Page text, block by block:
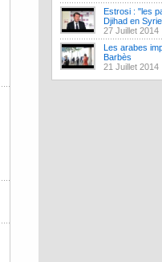
Estrosi : "les
Djihad en
27 Juillet 2014
Les arabes
Barbès
21 Juillet 2014